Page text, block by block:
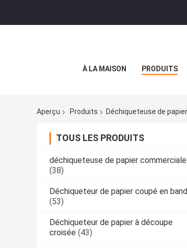
À LA MAISON PRODUITS
Aperçu Produits Déchiqueteuse de
TOUS LES PRODUITS
déchiqueteuse de papier commerciale
(38)
Déchiqueteur de papier coupé en
(53)
Déchiqueteur de papier à découpe
croisée (43)